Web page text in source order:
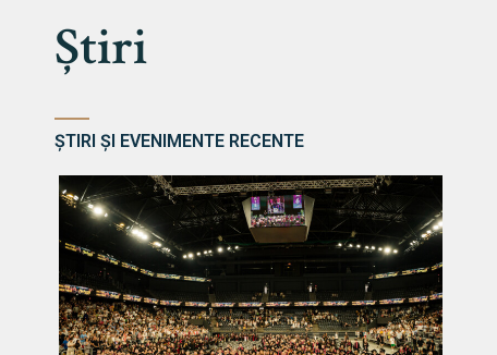
Știri
ȘTIRI ȘI EVENIMENTE RECENTE